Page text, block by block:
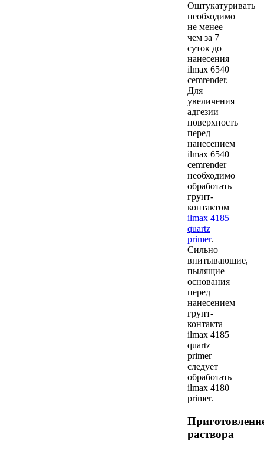
Оштукатуривать
необходимо
не менее
чем за 7
суток до
нанесения
ilmax 6540
cemrender.
Для
увеличения
адгезии
поверхность
перед
нанесением
ilmax 6540
cemrender
необходимо
обработать
грунт-
контактом
ilmax 4185
quartz
primer.
Сильно
впитывающие,
пылящие
основания
перед
нанесением
грунт-
контакта
ilmax 4185
quartz
primer
следует
обработать
ilmax 4180
primer.
раствора